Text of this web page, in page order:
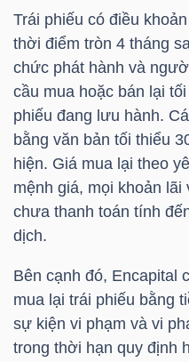
Trái phiếu có điều
thời điểm tròn 4 tháng
chức phát hành và
cầu mua hoặc bán lại
phiếu đang lưu hành.
bằng văn bản tối thiểu
hiện. Giá mua lại theo
mệnh giá, mọi khoản
chưa thanh toán tính
dịch.
Bên cạnh đó, Encapital
mua lại trái phiếu bằng
sự kiện vi phạm và vi
trong thời hạn quy định
TÀI
CHÍNH
HÀNG
HÓA
TẾ